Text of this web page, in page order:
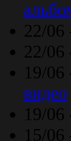
22/06
22/06
19/06
видео
19/06
15/06